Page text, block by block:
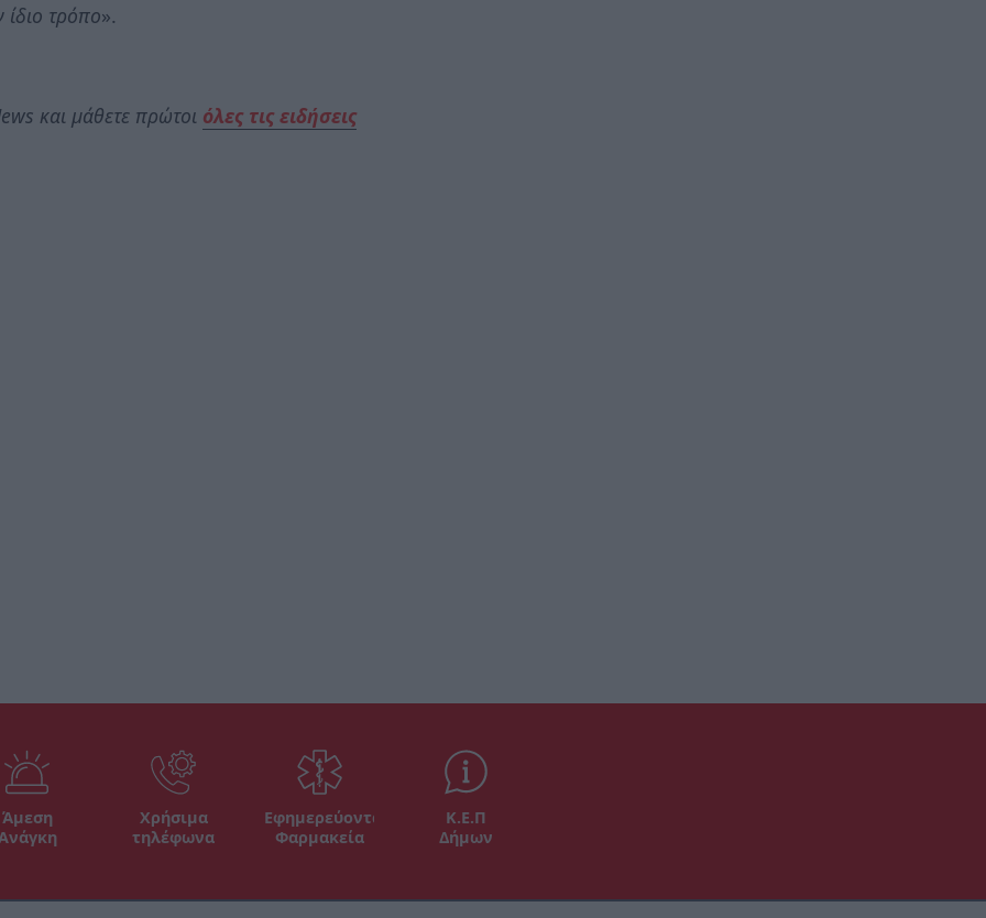
τρόπο».
και μάθετε πρώτοι όλες τις ειδήσεις
Άμεση
Χρήσιμα
τηλέφωνα
Εφημερεύοντα
Φαρμακεία
Κ.Ε.Π
Δήμων